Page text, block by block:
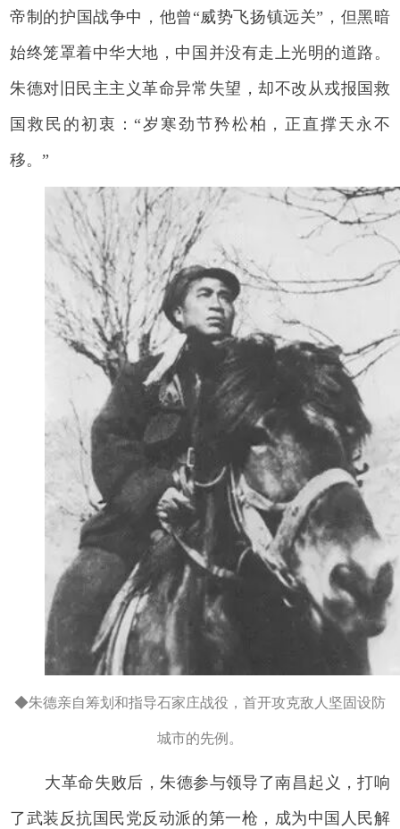
帝制的护国战争中，他曾“威势飞扬镇远关”，但黑暗
始终笼罩着中华大地，中国并没有走上光明的道路。
朱德对旧民主主义革命异常失望，却不改从戎报国救
国救民的初衷：“岁寒劲节矜松柏，正直撑天永不
移。”
◆朱德亲自筹划和指导石家庄战役，首开攻克敌人坚固设防
城市的先例。
大革命失败后，朱德参与领导了南昌起义，打响
了武装反抗国民党反动派的第一枪，成为中国人民解